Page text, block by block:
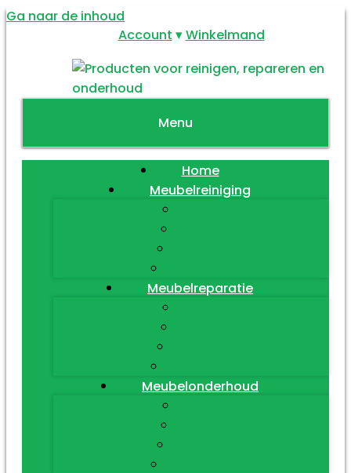
Account Winkelmand
Ga naar de inhoud
Menu
Home
Meubelreiniging
Meubelreparatie
Meubelonderhoud